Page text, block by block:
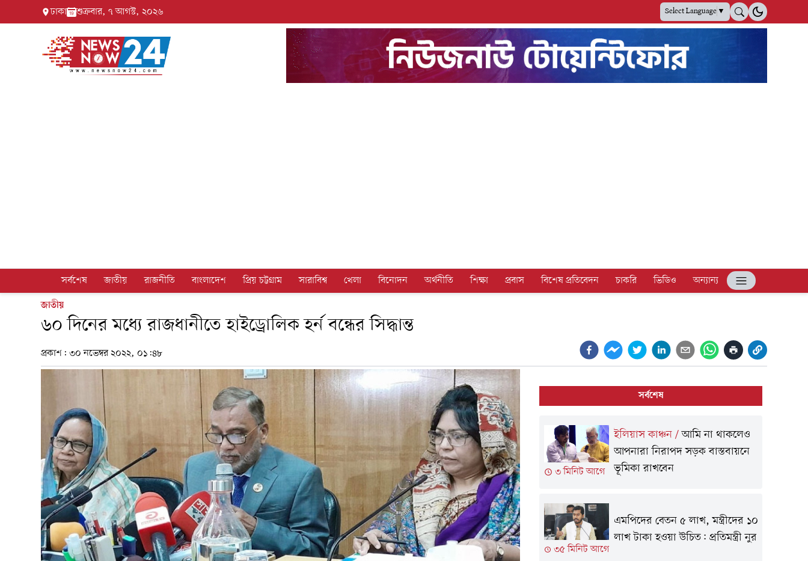
ঢাকা শুক্রবার, ৭ আগস্ট, ২০২৬ Select Language▼
সর্বশেষ জাতীয় রাজনীতি বাংলাদেশ প্রিয় চট্টগ্রাম সারাবিশ্ব খেলা বিনোদন অর্থনীতি শিক্ষা প্রবাস বিশেষ প্রতিবেদন চাকরি ভিডিও
অন্যান্য
জাতীয়
৬০ দিনের মধ্যে রাজধানীতে হাইড্রোলিক হর্ন বন্ধের সিদ্ধান্ত
প্রকাশ: ৩০ নভেম্বর ২০২২, ০১:৪৮
সর্বশেষ
৩ মিনিট আগে
ইলিয়াস কাঞ্চন/আমি না থাকলেও
আপনারা নিরাপদ সড়ক বাস্তবায়নে
ভূমিকা রাখবেন
৩৫ মিনিট আগে
এমপিদের বেতন ৫ লাখ, মন্ত্রীদের ১০
লাখ টাকা হওয়া উচিত: প্রতিমন্ত্রী নুর